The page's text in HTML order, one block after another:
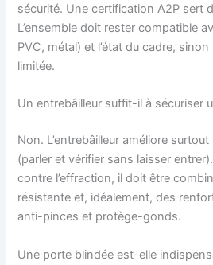
sécurité. Une certification A2P sert
L’ensemble doit rester compatible
PVC, métal) et l’état du cadre,
limitée.
Un entrebâilleur suffit-il à sécuriser
Non. L’entrebâilleur améliore
(parler et vérifier sans laisser
contre l’effraction, il doit être
résistante et, idéalement, des
anti-pinces et protège-gonds.
Une porte blindée est-elle